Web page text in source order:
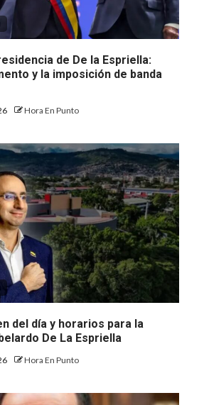
de De la Espriella:
y la imposición de banda
Hora En Punto
del día y horarios para la
De La Espriella
Hora En Punto